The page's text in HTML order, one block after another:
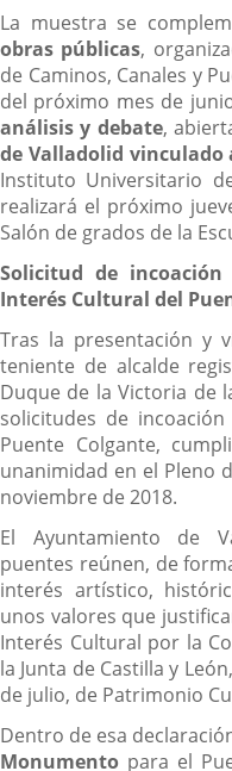
La muestra se
obras públicas,
de Caminos, Canales y
del próximo mes de
análisis y debate,
de Valladolid vinculado
Instituto Universitario
realizará el próximo
Salón de grados de la
Solicitud de
Interés Cultural del
Tras la presentación y
teniente de alcalde
Duque de la Victoria de
solicitudes de
Puente Colgante,
unanimidad en el Pleno
noviembre de 2018.
El Ayuntamiento de
puentes reúnen, de
interés artístico,
unos valores que
Interés Cultural por la
la Junta de Castilla y
de julio, de Patrimonio
Dentro de esa
Monumento para el